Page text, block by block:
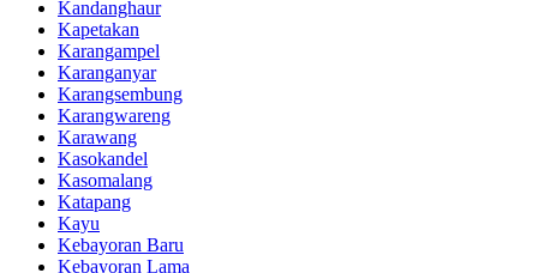
Kandanghaur
Kapetakan
Karangampel
Karanganyar
Karangsembung
Karangwareng
Karawang
Kasokandel
Kasomalang
Katapang
Kayu
Kebayoran Baru
Kebayoran Lama